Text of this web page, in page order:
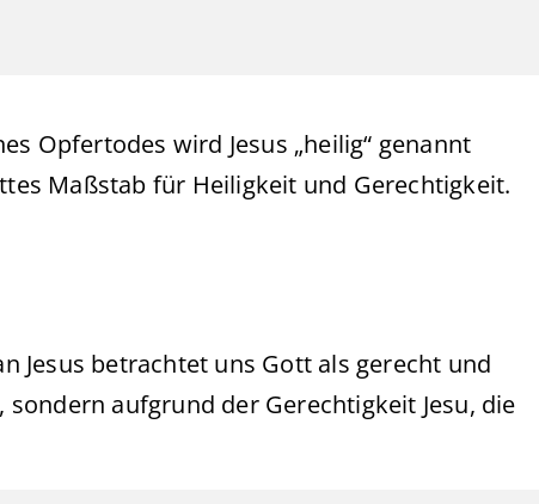
Opfertodes wird Jesus „heilig“ genannt
Maßstab für Heiligkeit und Gerechtigkeit.
Jesus betrachtet uns Gott als gerecht und
aufgrund der Gerechtigkeit Jesu, die